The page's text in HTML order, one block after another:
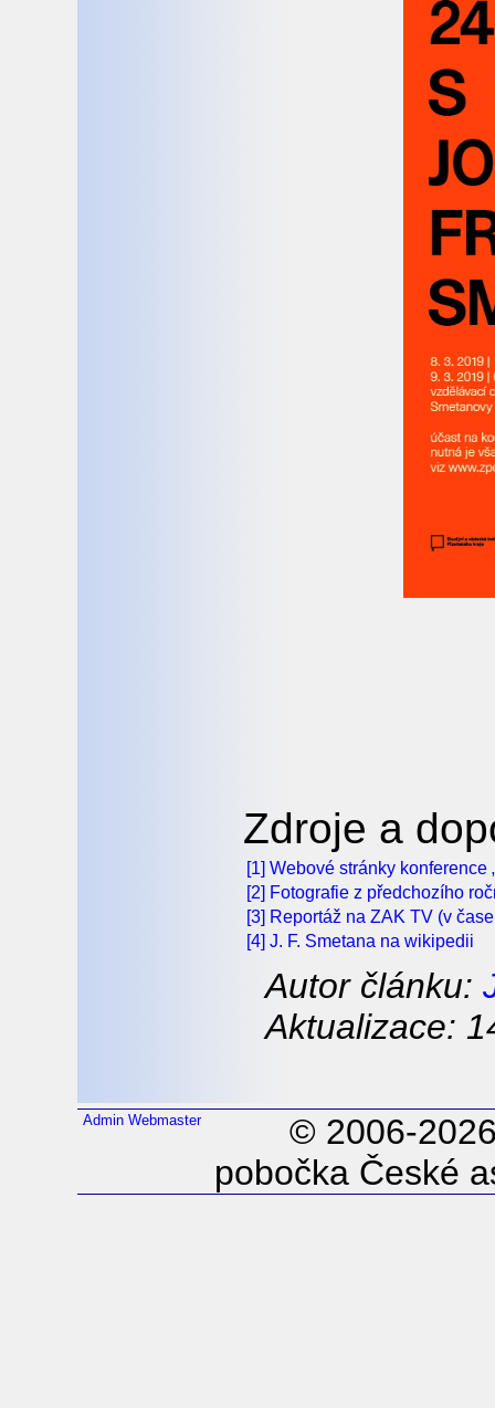
Zdroje a
[1] Webové stránky konference
[2] Fotografie z předchozího
[3] Reportáž na ZAK TV (v
[4] J. F. Smetana na wikipedii
Autor článku:
Aktualizace:
Admin Webmaster
© 2006-
pobočka České